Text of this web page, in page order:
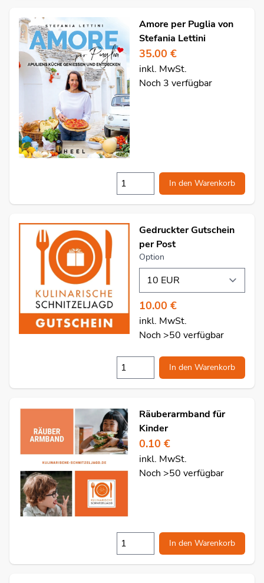
Amore per Puglia von
Stefania Lettini
35.00 €
inkl. MwSt.
Noch 3 verfügbar
In den Warenkorb
Gedruckter Gutschein
per Post
Option
10.00 €
inkl. MwSt.
Noch >50 verfügbar
In den Warenkorb
Räuberarmband für
Kinder
0.10 €
inkl. MwSt.
Noch >50 verfügbar
In den Warenkorb